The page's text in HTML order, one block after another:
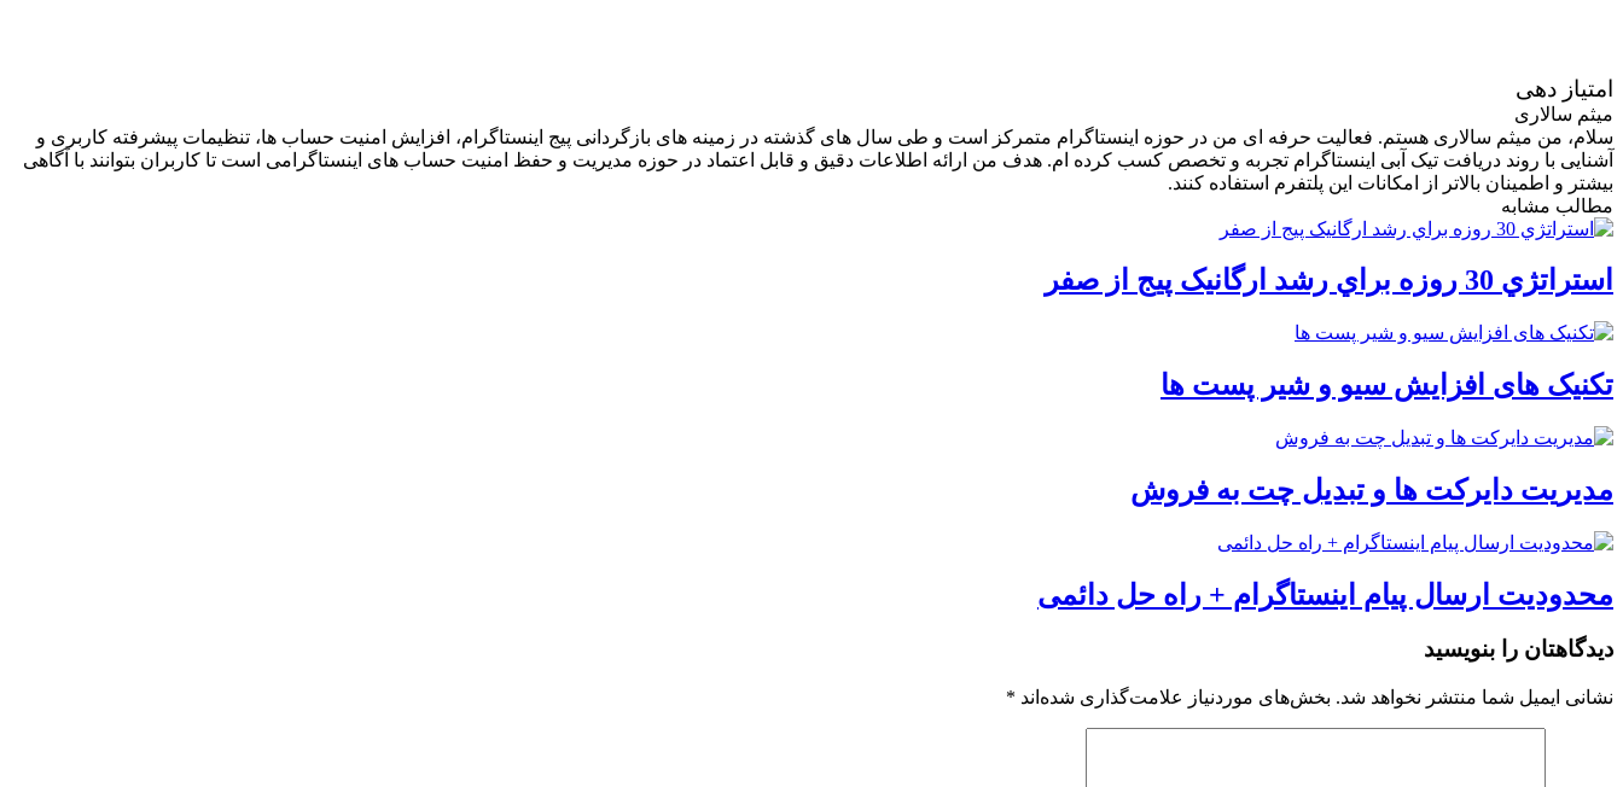
امتیاز دهی
میثم سالاری
سلام، من میثم سالاری هستم. فعالیت حرفه ای من در حوزه اینستاگرام متمرکز است و طی سال های گذشته در زمینه های بازگردانی پیج اینستاگرام، افزایش امنیت حساب ها، تنظیمات پیشرفته کاربری و
آشنایی با روند دریافت تیک آبی اینستاگرام تجربه و تخصص کسب کرده ام. هدف من ارائه اطلاعات دقیق و قابل اعتماد در حوزه مدیریت و حفظ امنیت حساب های اینستاگرامی است تا کاربران بتوانند با آگاهی
بیشتر و اطمینان بالاتر از امکانات این پلتفرم استفاده کنند.
مطالب مشابه
استراتژي 30 روزه براي رشد ارگانيک پيج از صفر
تکنیک های افزایش سیو و شیر پست ها
مدیریت دایرکت ها و تبدیل چت به فروش
محدودیت ارسال پیام اینستاگرام + راه حل دائمی
دیدگاهتان را بنویسید
نشانی ایمیل شما منتشر نخواهد شد. بخش‌های موردنیاز علامت‌گذاری شده‌اند *